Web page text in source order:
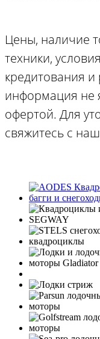
Цены, наличие
техники,
кредитования
информация не
офертой. Для
свяжитесь с